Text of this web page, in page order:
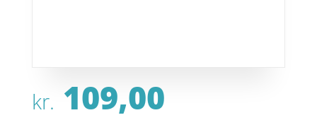
kr. 109,00